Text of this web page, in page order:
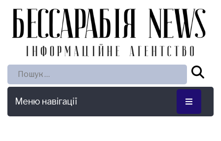
Пошук:
Меню навігації